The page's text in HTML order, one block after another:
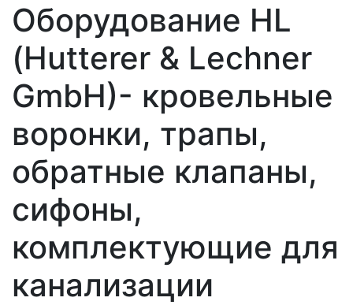
Оборудование HL
(Hutterer & Lechner
GmbH)- кровельные
воронки, трапы,
обратные клапаны,
сифоны,
комплектующие для
канализации